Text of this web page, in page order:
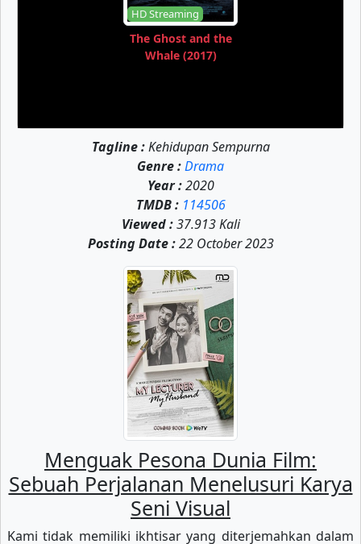
HD Streaming
The Ghost and the
Whale (2017)
Tagline :Kehidupan Sempurna
Genre :Drama
Year :2020
TMDB : 114506
Viewed :37.913 Kali
Posting Date :22 October 2023
Menguak Pesona Dunia Film:
Sebuah Perjalanan Menelusuri Karya
Seni Visual
Kami tidak memiliki ikhtisar yang diterjemahkan dalam